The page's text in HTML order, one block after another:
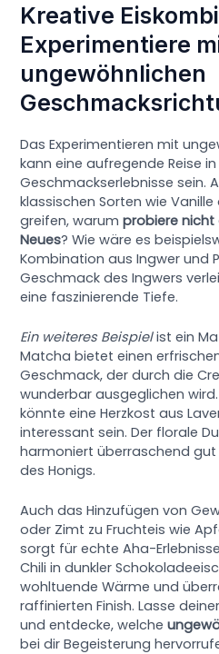
Kreative
Experimentiere
ungewöhnlichen
Das Experimentieren mit
kann eine aufregende Reise
Geschmackserlebnisse sein.
klassischen Sorten wie
greifen, warumprobiere
Neues? Wie wäre es
Kombination aus Ingwer und
Geschmack des Ingwers
eine faszinierende Tiefe.
Ein weiteres Beispielist ein
Matcha bietet einen
Geschmack, der durch die
wunderbar ausgeglichen
könnte eine Herzkost aus
interessant sein. Der florale
harmoniert überraschend
des Honigs.
Auch das Hinzufügen von
oder Zimt zu Fruchteis wie
sorgt für echte Aha-
Chili in dunkler
wohltuende Wärme und
raffinierten Finish. Lasse
und entdecke, welche
bei dir Begeisterung